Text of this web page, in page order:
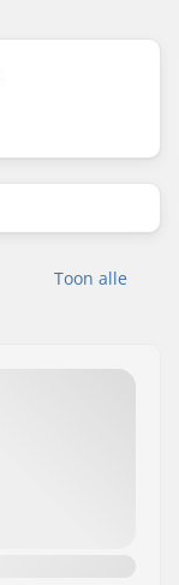
Toon alle